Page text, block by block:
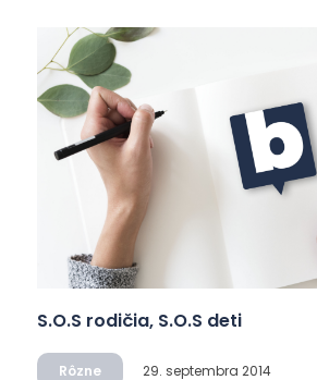
S.O.S rodičia, S.O.S deti
Rôzne 29. septembra 2014